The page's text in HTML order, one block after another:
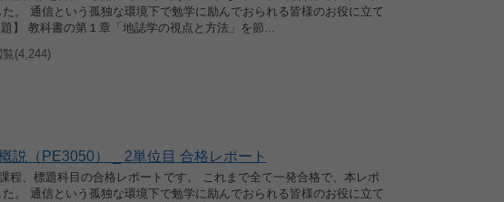
。 通信という孤独な環境下で勉学に励んでおられる皆様のお役に立て
】 教科書の第１章「地誌学の視点と方法」を節...
覧(4,244)
説（PE3050） _ 2単位目 合格レポート
程、標題科目の合格レポートです。 これまで全て一発合格で、本レポ
。 通信という孤独な環境下で勉学に励んでおられる皆様のお役に立て